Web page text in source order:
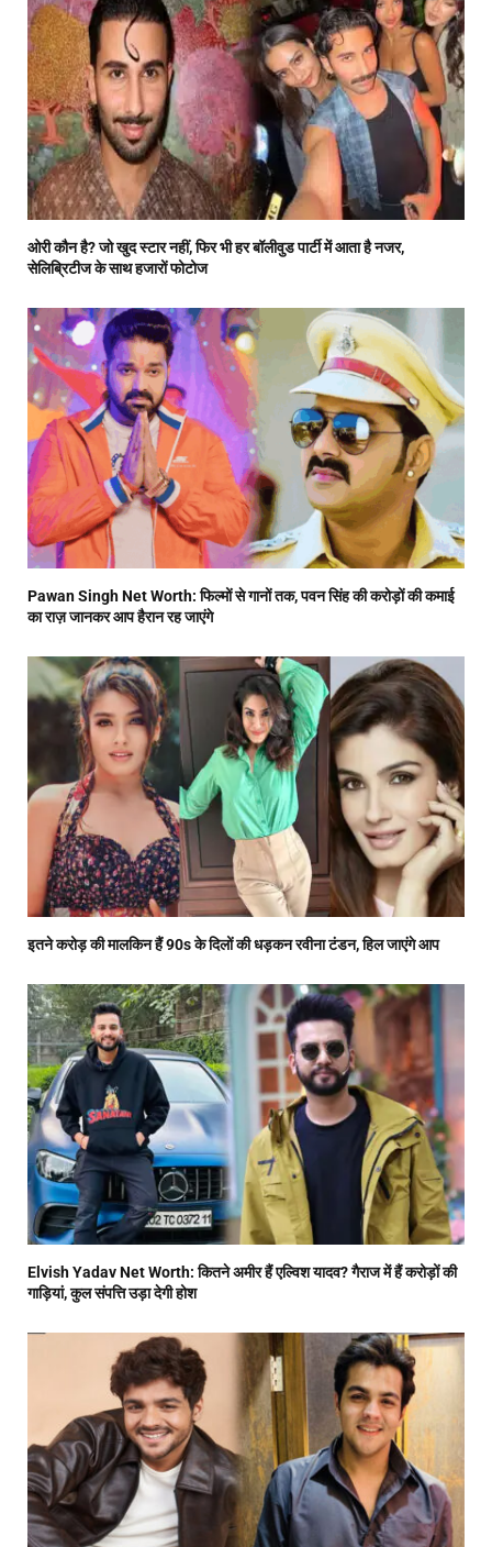
ओरी कौन है? जो खुद स्टार नहीं, फिर भी हर बॉलीवुड पार्टी में आता है नजर,
सेलिब्रिटीज के साथ हजारों फोटोज
Pawan Singh Net Worth: फिल्मों से गानों तक, पवन सिंह की करोड़ों की कमाई
का राज़ जानकर आप हैरान रह जाएंगे
इतने करोड़ की मालकिन हैं 90s के दिलों की धड़कन रवीना टंडन, हिल जाएंगे आप
Elvish Yadav Net Worth: कितने अमीर हैं एल्विश यादव? गैराज में हैं करोड़ों की
गाड़ियां, कुल संपत्ति उड़ा देगी होश